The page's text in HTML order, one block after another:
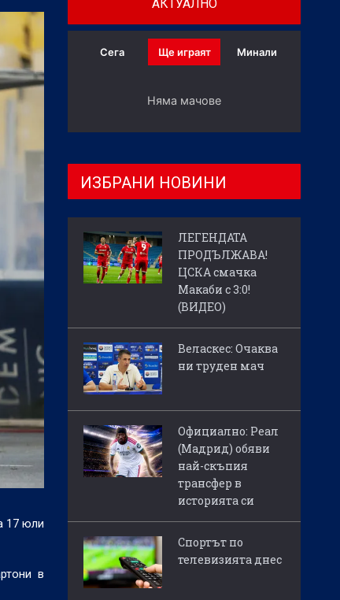
17 юли
в
АКТУАЛНО
Сега Ще играят Минали
Няма мачове
ИЗБРАНИ НОВИНИ
ЛЕГЕНДАТА
ПРОДЪЛЖАВА!
ЦСКА смачка
Макаби с 3:0!
(ВИДЕО)
Веласкес: Очаква
ни труден мач
Официално: Реал
(Мадрид) обяви
най-скъпия
трансфер в
историята си
Спортът по
телевизията днес